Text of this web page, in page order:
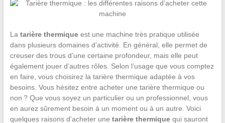
La tarière thermiqueest une machine très pratique utilisée
dans plusieurs domaines d’activité. En général, elle permet de
creuser des trous d’une certaine profondeur, mais elle peut
également jouer d’autres rôles. Selon l’usage que vous comptez
en faire, vous choisirez la tarière thermique adaptée à vos
besoins. Vous hésitez entre acheter une tarière thermique ou
non ? Que vous soyez un particulier ou un professionnel, vous
en aurez sûrement besoin à un moment ou à un autre. Voici
quelques raisons d’acheter une tarière thermiquequi sauront